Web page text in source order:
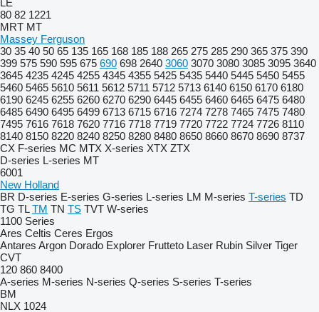
LE
80 82 1221
MRT MT
Massey Ferguson
30 35 40 50 65 135 165 168 185 188 265 275 285 290 365 375 390
399 575 590 595 675 690 698 2640 3060 3070 3080 3085 3095 3640
3645 4235 4245 4255 4345 4355 5425 5435 5440 5445 5450 5455
5460 5465 5610 5611 5612 5711 5712 5713 6140 6150 6170 6180
6190 6245 6255 6260 6270 6290 6445 6455 6460 6465 6475 6480
6485 6490 6495 6499 6713 6715 6716 7274 7278 7465 7475 7480
7495 7616 7618 7620 7716 7718 7719 7720 7722 7724 7726 8110
8140 8150 8220 8240 8250 8280 8480 8650 8660 8670 8690 8737
CX F-series MC MTX X-series XTX ZTX
D-series L-series MT
6001
New Holland
BR D-series E-series G-series L-series LM M-series T-series TD
TG TL TM TN TS TVT W-series
1100 Series
Ares Celtis Ceres Ergos
Antares Argon Dorado Explorer Frutteto Laser Rubin Silver Tiger
CVT
120 860 8400
A-series M-series N-series Q-series S-series T-series
BM
NLX 1024